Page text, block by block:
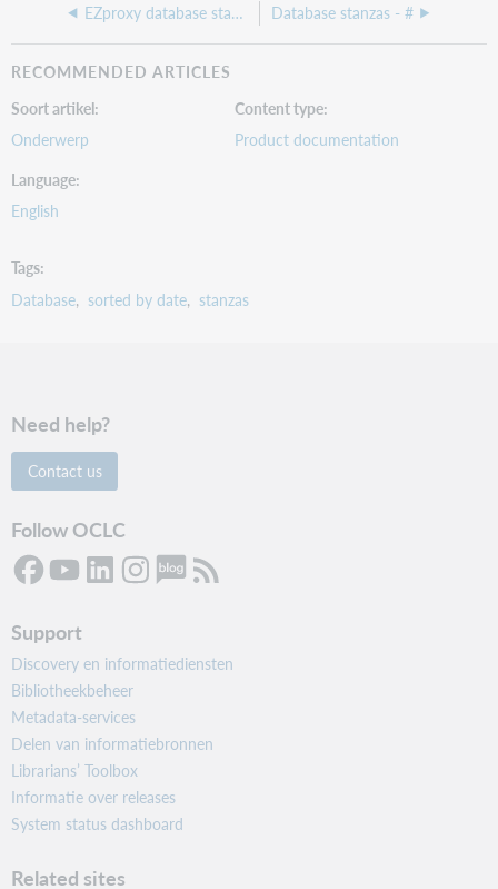
EZproxy database stanzas - All Database stanzas - #
RECOMMENDED ARTICLES
Soort artikel
Onderwerp
Content type
Product documentation
Language
English
Tags
Database sorted by date stanzas
Need help?
Contact us
Follow OCLC
Support
Discovery en informatiediensten
Bibliotheekbeheer
Metadata-services
Delen van informatiebronnen
Librarians’ Toolbox
Informatie over releases
System status dashboard
Related sites